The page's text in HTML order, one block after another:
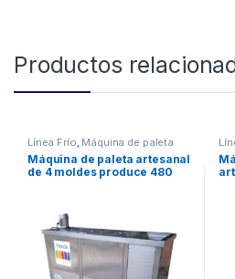
Productos
Línea Frío, Máquina de paleta
Máquina de paleta artesanal
de 4 moldes produce 480